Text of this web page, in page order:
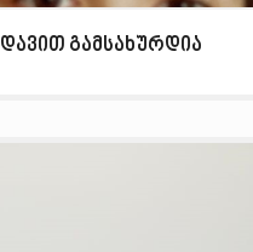
დავით გამსახურდია